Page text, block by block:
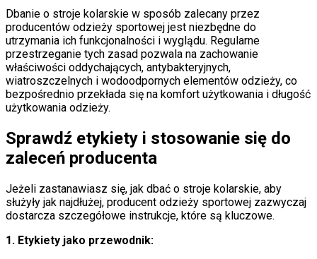
Dbanie o stroje kolarskie w sposób zalecany przez
producentów odzieży sportowej jest niezbędne do
utrzymania ich funkcjonalności i wyglądu. Regularne
przestrzeganie tych zasad pozwala na zachowanie
właściwości oddychających, antybakteryjnych,
wiatroszczelnych i wodoodpornych elementów odzieży, co
bezpośrednio przekłada się na komfort użytkowania i długość
użytkowania odzieży.
Sprawdź etykiety i stosowanie się do
zaleceń producenta
Jeżeli zastanawiasz się, jak dbać o stroje kolarskie, aby
służyły jak najdłużej, producent odzieży sportowej zazwyczaj
dostarcza szczegółowe instrukcje, które są kluczowe.
1. Etykiety jako przewodnik: